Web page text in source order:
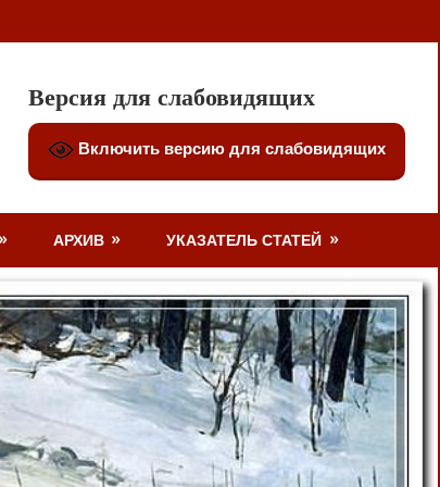
Версия для слабовидящих
Включить версию для слабовидящих
АРХИВ УКАЗАТЕЛЬ СТАТЕЙ